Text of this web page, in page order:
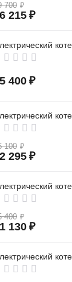
700 ₽
215 ₽
400 ₽
100 ₽
295 ₽
400 ₽
130 ₽